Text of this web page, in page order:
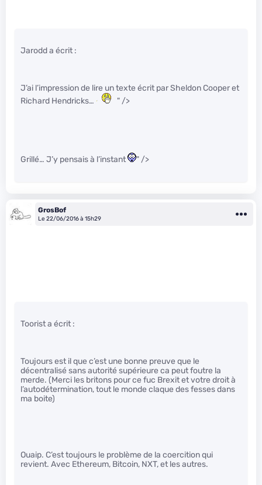
Jarodd a écrit :
J’ai l’impression de lire un texte écrit par Sheldon Cooper et
Richard Hendricks…
" />
Grillé… J’y pensais à l’instant " />
GrosBof
Le 22/06/2016 à 15h29
Toorist a écrit :
Toujours est il que c’est une bonne preuve que le
décentralisé sans autorité supérieure ca peut foutre la
merde. (Merci les britons pour ce fuc Brexit et votre droit à
l’autodétermination, tout le monde claque des fesses dans
ma boite)
Ouaip. C’est toujours le problème de la coercition qui
revient. Avec Ethereum, Bitcoin, NXT, et les autres.